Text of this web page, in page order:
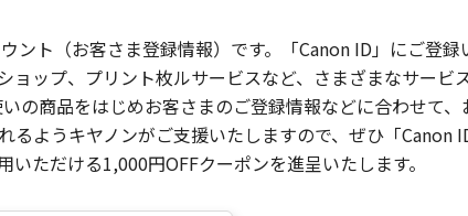
ント（お客さま登録情報）です。「Canon ID」にご登録
ップ、プリント枚ルサービスなど、さまざまなサービ
の商品をはじめお客さまのご登録情報などに合わせて、
ようキヤノンがご支援いたしますので、ぜひ「Canon
ただける1,000円OFFクーポンを進呈いたします。